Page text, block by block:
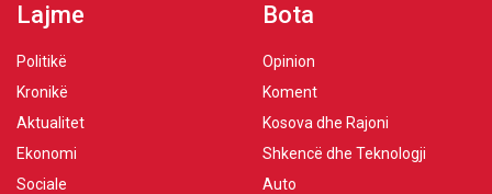
Lajme
Politikë
Kronikë
Aktualitet
Ekonomi
Sociale
Bota
Opinion
Koment
Kosova dhe Rajoni
Shkencë dhe Teknologji
Auto